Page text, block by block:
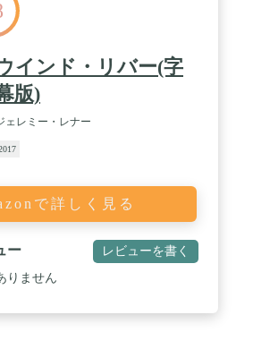
インド・リバー(字
版)
ェレミー・レナー
で詳しく見る
ー レビューを書く
りません